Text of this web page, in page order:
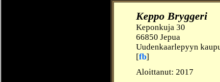
Keppo Bryggeri
Keponkuja 30
66850 Jepua
Uudenkaarlepyyn
[fb]
Aloittanut: 2017